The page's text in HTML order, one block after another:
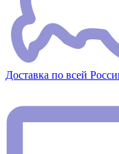
Доставка по всей